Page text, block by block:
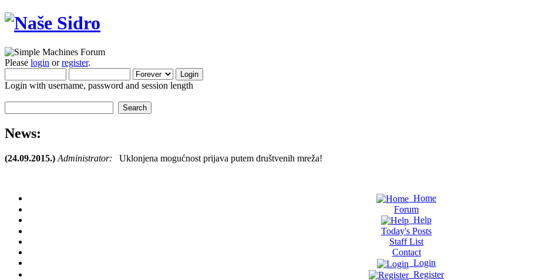
Please login orregister.
Login with username, password and session length
News:
(24.09.2015.) Administrator: Uklonjena mogućnost prijava putem društvenih mreža!
Home
Forum
Help
Today's Posts
Staff List
Contact
Login
Register